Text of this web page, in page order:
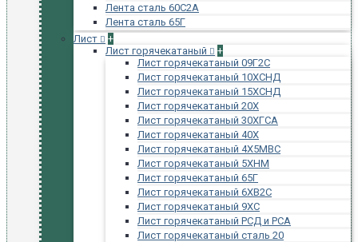
Лента сталь 60С2А
Лента сталь 65Г
Лист
+
Лист горячекатаный
+
Лист горячекатаный 09Г2С
Лист горячекатаный 10ХСНД
Лист горячекатаный 15ХСНД
Лист горячекатаный 20Х
Лист горячекатаный 30ХГСА
Лист горячекатаный 40Х
Лист горячекатаный 4Х5МВС
Лист горячекатаный 5ХНМ
Лист горячекатаный 65Г
Лист горячекатаный 6ХВ2С
Лист горячекатаный 9ХС
Лист горячекатаный РСД и РСА
Лист горячекатаный сталь 20